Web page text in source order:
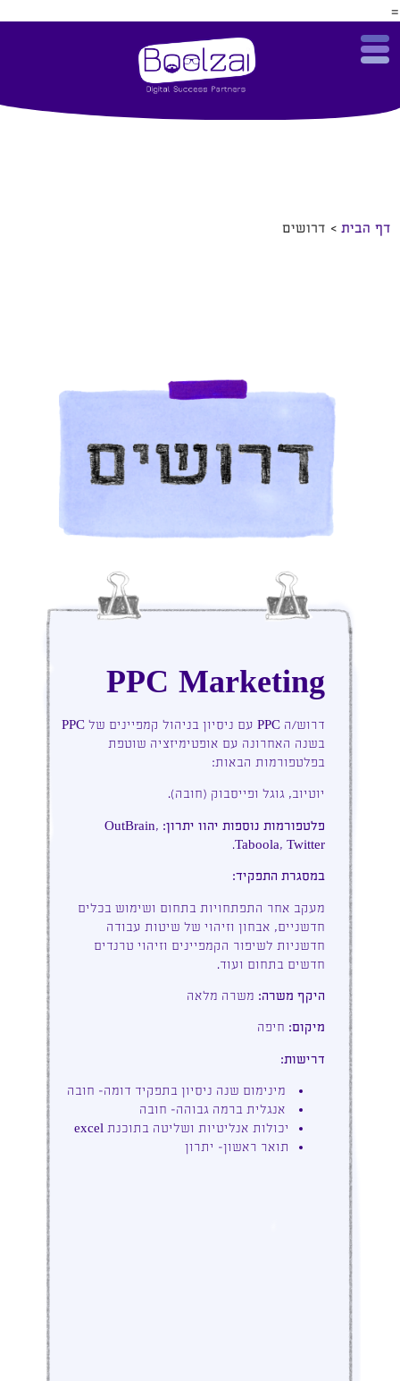
=
דף הבית > דרושים
PPC Marketing
דרוש/ה PPC עם ניסיון בניהול קמפיינים של PPC
בשנה האחרונה עם אופטימיזציה שוטפת
בפלטפורמות הבאות:
יוטיוב, גוגל ופייסבוק (חובה).
פלטפורמות נוספות יהוו יתרון: OutBrain,
Taboola, Twitter.
במסגרת התפקיד:
מעקב אחר התפתחויות בתחום ושימוש בכלים
חדשניים, אבחון וזיהוי של שיטות עבודה
חדשניות לשיפור הקמפיינים וזיהוי טרנדים
חדשים בתחום ועוד.
היקף משרה: משרה מלאה
מיקום: חיפה
דרישות:
מינימום שנה ניסיון בתפקיד דומה- חובה
אנגלית ברמה גבוהה- חובה
יכולות אנליטיות ושליטה בתוכנת excel
תואר ראשון- יתרון